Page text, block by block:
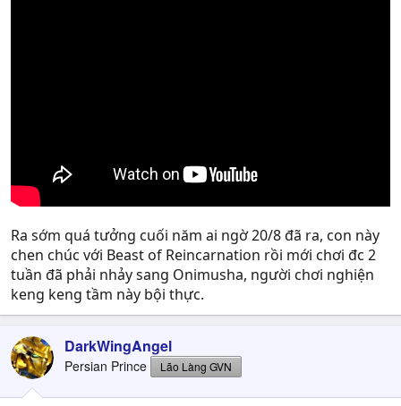
Ra sớm quá tưởng cuối năm ai ngờ 20/8 đã ra, con này
chen chúc với Beast of Reincarnation rồi mới chơi đc 2
tuần đã phải nhảy sang Onimusha, người chơi nghiện
keng keng tầm này bội thực.
DarkWingAngel
Persian Prince Lão Làng GVN